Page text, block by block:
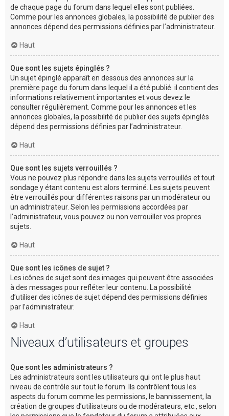
de chaque page du forum dans lequel elles sont publiées.
Comme pour les annonces globales, la possibilité de publier des
annonces dépend des permissions définies par l’administrateur.
Haut
Que sont les sujets épinglés ?
Un sujet épinglé apparaît en dessous des annonces sur la
première page du forum dans lequel il a été publié. il contient des
informations relativement importantes et vous devez le
consulter régulièrement. Comme pour les annonces et les
annonces globales, la possibilité de publier des sujets épinglés
dépend des permissions définies par l’administrateur.
Haut
Que sont les sujets verrouillés ?
Vous ne pouvez plus répondre dans les sujets verrouillés et tout
sondage y étant contenu est alors terminé. Les sujets peuvent
être verrouillés pour différentes raisons par un modérateur ou
un administrateur. Selon les permissions accordées par
l’administrateur, vous pouvez ou non verrouiller vos propres
sujets.
Haut
Que sont les icônes de sujet ?
Les icônes de sujet sont des images qui peuvent être associées
à des messages pour refléter leur contenu. La possibilité
d’utiliser des icônes de sujet dépend des permissions définies
par l’administrateur.
Haut
Niveaux d’utilisateurs et groupes
Que sont les administrateurs ?
Les administrateurs sont les utilisateurs qui ont le plus haut
niveau de contrôle sur tout le forum. Ils contrôlent tous les
aspects du forum comme les permissions, le bannissement, la
création de groupes d’utilisateurs ou de modérateurs, etc., selon